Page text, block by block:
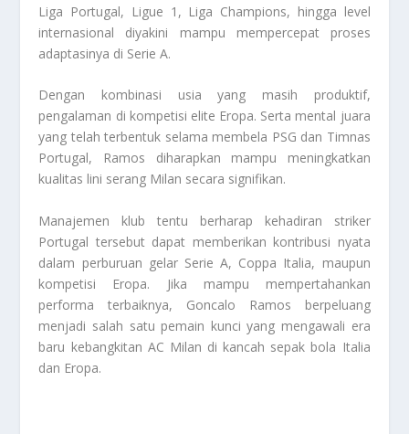
Liga Portugal, Ligue 1, Liga Champions, hingga level
internasional diyakini mampu mempercepat proses
adaptasinya di Serie A.
Dengan kombinasi usia yang masih produktif,
pengalaman di kompetisi elite Eropa. Serta mental juara
yang telah terbentuk selama membela PSG dan Timnas
Portugal, Ramos diharapkan mampu meningkatkan
kualitas lini serang Milan secara signifikan.
Manajemen klub tentu berharap kehadiran striker
Portugal tersebut dapat memberikan kontribusi nyata
dalam perburuan gelar Serie A, Coppa Italia, maupun
kompetisi Eropa. Jika mampu mempertahankan
performa terbaiknya, Goncalo Ramos berpeluang
menjadi salah satu pemain kunci yang mengawali era
baru kebangkitan AC Milan di kancah sepak bola Italia
dan Eropa.